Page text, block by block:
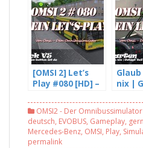
Trunkenheit am
Steuer?
Supergeil! L255
(1/2)
[OMSI 2] Let’s
Play #080 [HD] –
Button ist da |
Gladbeck v5
nix |
OMSI2 - Der Omnibussimulator
deutsch, EVOBUS, Gameplay,
Mercedes-Benz, OMSI, Play,
permalink